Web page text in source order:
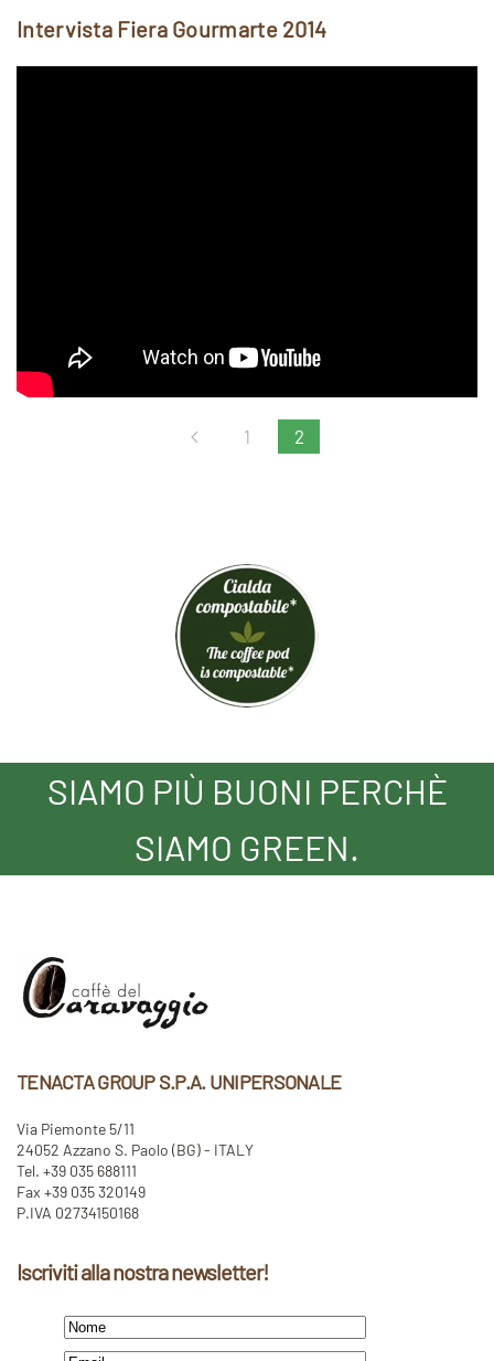
Intervista Fiera Gourmarte 2014
1 2
SIAMO PIÙ BUONI PERCHÈ
SIAMO GREEN.
TENACTA GROUP S.P.A. UNIPERSONALE
Via Piemonte 5/11
24052 Azzano S. Paolo (BG) - ITALY
Tel. +39 035 688111
Fax +39 035 320149
P.IVA 02734150168
Iscriviti alla nostra newsletter!